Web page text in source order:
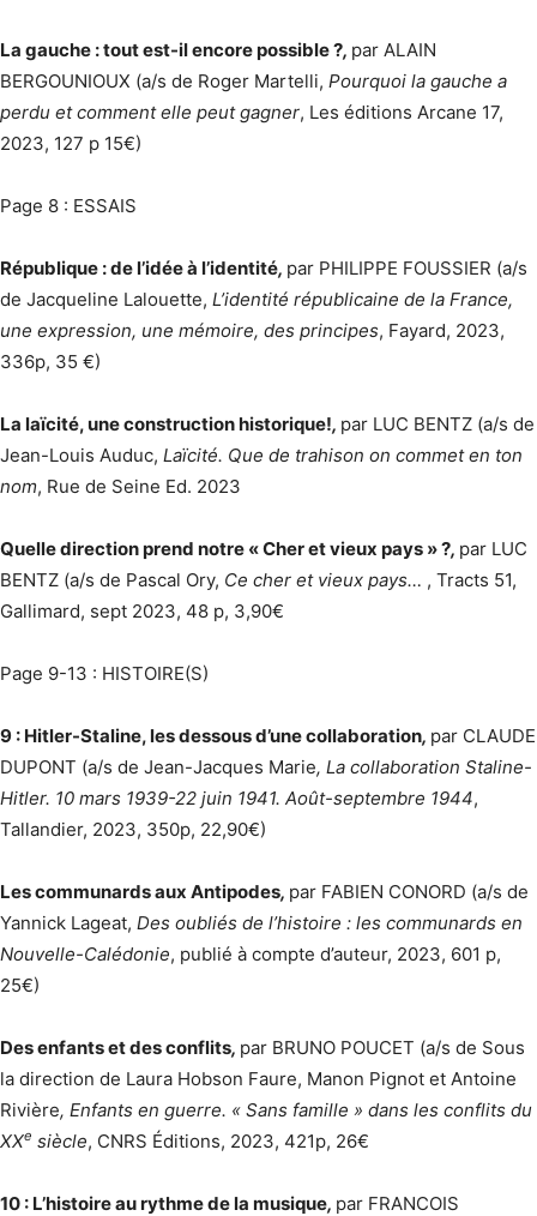
La gauche : tout est-il encore possible ?, par ALAIN
BERGOUNIOUX (a/s de Roger Martelli, Pourquoi la gauche a
perdu et comment elle peut gagner, Les éditions Arcane 17,
2023, 127 p 15€)
Page 8 : ESSAIS
République : de l’idée à l’identité, par PHILIPPE FOUSSIER (a/s
de Jacqueline Lalouette, L’identité républicaine de la France,
une expression, une mémoire, des principes, Fayard, 2023,
336p, 35 €)
La laïcité, une construction historique!, par LUC BENTZ (a/s de
Jean-Louis Auduc, Laïcité. Que de trahison on commet en ton
nom, Rue de Seine Ed. 2023
Quelle direction prend notre « Cher et vieux pays » ?, par LUC
BENTZ (a/s de Pascal Ory, Ce cher et vieux pays… , Tracts 51,
Gallimard, sept 2023, 48 p, 3,90€
Page 9-13 : HISTOIRE(S)
9 : Hitler-Staline, les dessous d’une collaboration, par CLAUDE
DUPONT (a/s de Jean-Jacques Marie, La collaboration Staline-
Hitler. 10 mars 1939-22 juin 1941. Août-septembre 1944,
Tallandier, 2023, 350p, 22,90€)
Les communards aux Antipodes, par FABIEN CONORD (a/s de
Yannick Lageat, Des oubliés de l’histoire : les communards en
Nouvelle-Calédonie, publié à compte d’auteur, 2023, 601 p,
25€)
Des enfants et des conflits, par BRUNO POUCET (a/s de Sous
la direction de Laura Hobson Faure, Manon Pignot et Antoine
Rivière, Enfants en guerre. « Sans famille » dans les conflits du
XXe siècle, CNRS Éditions, 2023, 421p, 26€
10 : L’histoire au rythme de la musique, par FRANCOIS